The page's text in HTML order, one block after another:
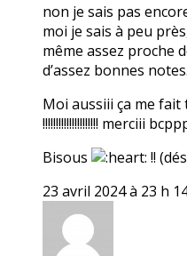
non je sais pas
moi je sais à peu
même assez proche
d’assez bonnes notes.
Moi aussiii ça me
!!!!!!!!!!!!!!!!!!!!! merciii
Bisous
!!
23 avril 2024 à 23 h